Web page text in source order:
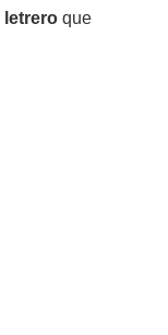
letrero que